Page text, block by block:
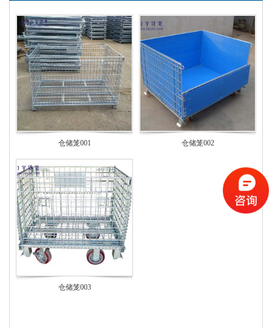
仓储笼001 仓储笼002
仓储笼003